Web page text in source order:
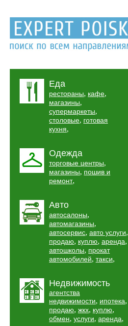
Еда
рестораны, кафе,
магазины,
супермаркеты,
столовые, готовая
кухня,
Одежда
торговые центры,
магазины, пошив и
ремонт,
Авто
автосалоны,
автомагазины,
автосервис, авто услуги,
продаю, куплю, аренда,
автошколы, прокат
автомобилей, такси,
Недвижимость
агентства
недвижимости, ипотека,
продаю, жкх, куплю,
обмен, услуги, аренда,